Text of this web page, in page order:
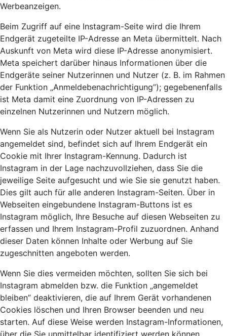
Werbeanzeigen.
Beim Zugriff auf eine Instagram-Seite wird die Ihrem
Endgerät zugeteilte IP-Adresse an Meta übermittelt. Nach
Auskunft von Meta wird diese IP-Adresse anonymisiert.
Meta speichert darüber hinaus Informationen über die
Endgeräte seiner Nutzerinnen und Nutzer (z. B. im Rahmen
der Funktion „Anmeldebenachrichtigung”); gegebenenfalls
ist Meta damit eine Zuordnung von IP-Adressen zu
einzelnen Nutzerinnen und Nutzern möglich.
Wenn Sie als Nutzerin oder Nutzer aktuell bei Instagram
angemeldet sind, befindet sich auf Ihrem Endgerät ein
Cookie mit Ihrer Instagram-Kennung. Dadurch ist
Instagram in der Lage nachzuvollziehen, dass Sie die
jeweilige Seite aufgesucht und wie Sie sie genutzt haben.
Dies gilt auch für alle anderen Instagram-Seiten. Über in
Webseiten eingebundene Instagram-Buttons ist es
Instagram möglich, Ihre Besuche auf diesen Webseiten zu
erfassen und Ihrem Instagram-Profil zuzuordnen. Anhand
dieser Daten können Inhalte oder Werbung auf Sie
zugeschnitten angeboten werden.
Wenn Sie dies vermeiden möchten, sollten Sie sich bei
Instagram abmelden bzw. die Funktion „angemeldet
bleiben” deaktivieren, die auf Ihrem Gerät vorhandenen
Cookies löschen und Ihren Browser beenden und neu
starten. Auf diese Weise werden Instagram-Informationen,
über die Sie unmittelbar identifiziert werden können,